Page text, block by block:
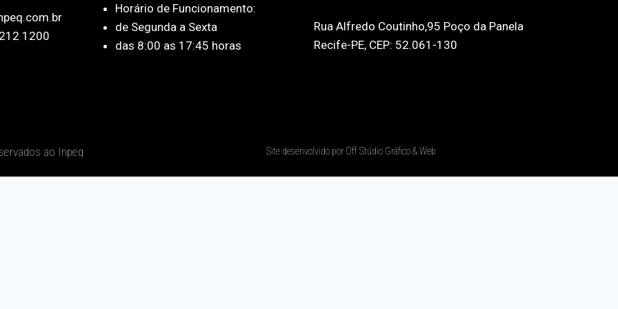
1200
Horário de Funcionamento:
de Segunda a Sexta
das 8:00 as 17:45 horas
Rua Alfredo Coutinho,95 Poço da Panela
Recife-PE, CEP: 52.061-130
ao Inpeq Site desenvolvido por Off Stúdio Gráfico & Web